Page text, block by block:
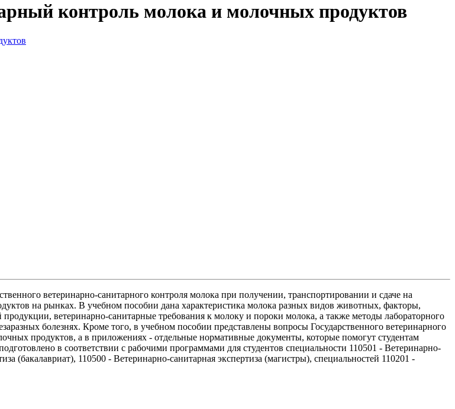
контроль молока и молочных продуктов
ветеринарно-санитарного контроля молока при получении, транспортировании и сдаче на
на рынках. В учебном пособии дана характеристика молока разных видов животных, факторы,
ветеринарно-санитарные требования к молоку и пороки молока, а также методы лабораторного
болезнях. Кроме того, в учебном пособии представлены вопросы Государственного ветеринарного
продуктов, а в приложениях - отдельные нормативные документы, которые помогут студентам
в соответствии с рабочими программами для студентов специальности 110501 - Ветеринарно-
(бакалавриат), 110500 - Ветеринарно-санитарная экспертиза (магистры), специальностей 110201 -